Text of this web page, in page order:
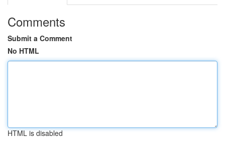
Comments
Submit a Comment
No HTML
HTML is disabled